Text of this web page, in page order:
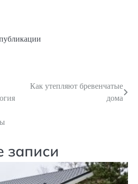
Как утепляют бревенчатые
дома
записи